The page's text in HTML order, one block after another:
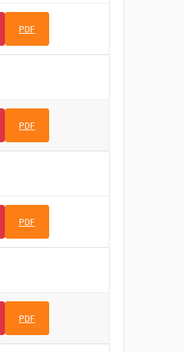
PDF
PDF
PDF
PDF